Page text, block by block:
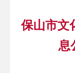
保山市文
息